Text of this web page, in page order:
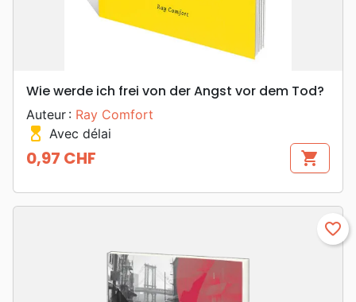
Wie werde ich frei von der Angst vor dem Tod?
Auteur : Ray Comfort
hourglass_top Avec délai
Prix
0,97 CHF shopping_cart
favorite_border